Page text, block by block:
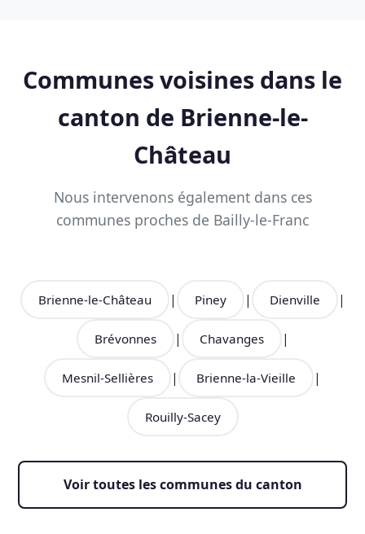
Communes voisines dans le
canton de Brienne-le-
Château
Nous intervenons également dans ces
communes proches de Bailly-le-Franc
Brienne-le-Château | Piney | Dienville |
Brévonnes | Chavanges |
Mesnil-Sellières | Brienne-la-Vieille |
Rouilly-Sacey
Voir toutes les communes du canton